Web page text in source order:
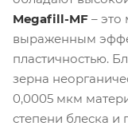
Megafill-MF –
выраженным
пластичностью.
зерна
0,0005 мкм
степени блеска и